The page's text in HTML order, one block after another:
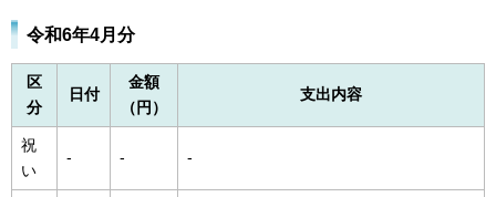
令和6年4月分
区
分
日付
金額
（円）
支出内容
祝
い
- - -